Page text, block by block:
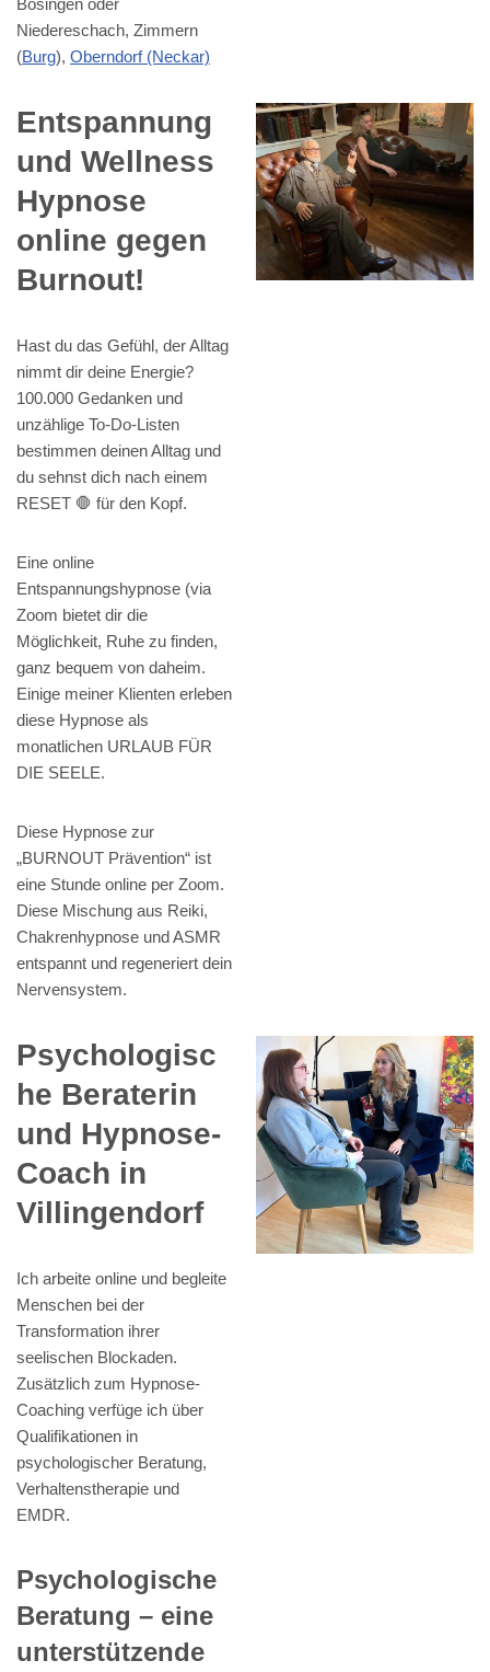
Bösingen oder
Niedereschach, Zimmern
(Burg), Oberndorf (Neckar)
Entspannung
und Wellness
Hypnose
online gegen
Burnout!
Hast du das Gefühl, der Alltag
nimmt dir deine Energie?
100.000 Gedanken und
unzählige To-Do-Listen
bestimmen deinen Alltag und
du sehnst dich nach einem
RESET 🛑 für den Kopf.
Eine online
Entspannungshypnose (via
Zoom bietet dir die
Möglichkeit, Ruhe zu finden,
ganz bequem von daheim.
Einige meiner Klienten erleben
diese Hypnose als
monatlichen URLAUB FÜR
DIE SEELE.
Diese Hypnose zur
„BURNOUT Prävention“ ist
eine Stunde online per Zoom.
Diese Mischung aus Reiki,
Chakrenhypnose und ASMR
entspannt und regeneriert dein
Nervensystem.
Psychologisc
he Beraterin
und Hypnose-
Coach in
Villingendorf
Ich arbeite online und begleite
Menschen bei der
Transformation ihrer
seelischen Blockaden.
Zusätzlich zum Hypnose-
Coaching verfüge ich über
Qualifikationen in
psychologischer Beratung,
Verhaltenstherapie und
EMDR.
Psychologische
Beratung – eine
unterstützende